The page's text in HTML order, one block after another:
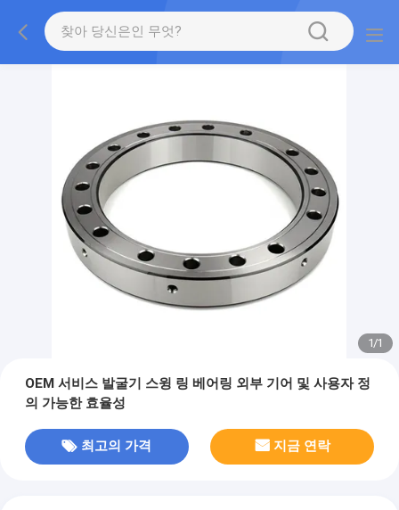
1/1
OEM 서비스 발굴기 스윙 링 베어링 외부 기어 및 사용자 정
의 가능한 효율성
최고의 가격 지금 연락